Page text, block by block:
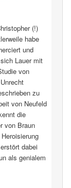
(!)
habe
und
Lauer mit
von
zu
von Neufeld
die
von Braun
dabei
als genialem